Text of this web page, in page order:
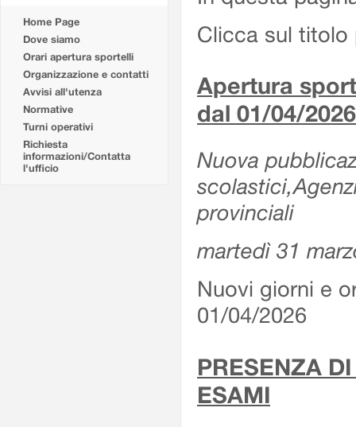
Home Page
Dove siamo
Orari apertura sportelli
Organizzazione e contatti
Avvisi all'utenza
Normative
Turni operativi
Richiesta
informazioni/Contatta
l'ufficio
Clicca sul titolo
Apertura
dal 01/04/2026
Nuova
provinciali
martedì 31
Nuovi giorni e
01/04/2026
PRESENZA
ESAMI